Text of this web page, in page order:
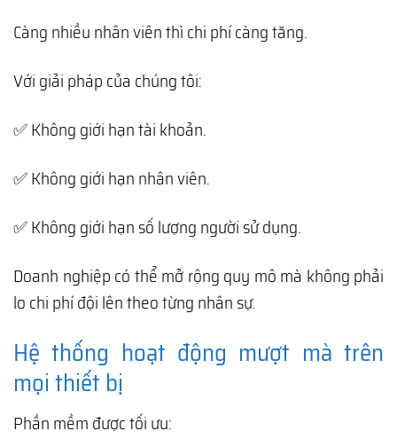
Càng nhiều nhân viên thì chi phí càng tăng.
Với giải pháp của chúng tôi:
✅ Không giới hạn tài khoản.
✅ Không giới hạn nhân viên.
✅ Không giới hạn số lượng người sử dụng.
Doanh nghiệp có thể mở rộng quy mô mà không phải
lo chi phí đội lên theo từng nhân sự.
Hệ thống hoạt động mượt mà trên
mọi thiết bị
Phần mềm được tối ưu: